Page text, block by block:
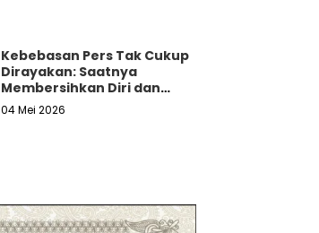
Kebebasan Pers Tak Cukup
Dirayakan: Saatnya
Membersihkan Diri dan
Melawan Tekanan Nyata
04 Mei 2026